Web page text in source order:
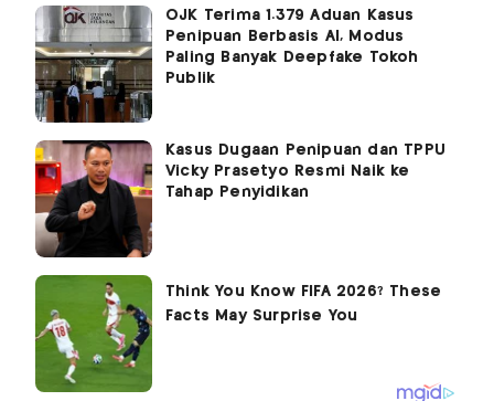
OJK Terima 1.379 Aduan Kasus
Penipuan Berbasis AI, Modus
Paling Banyak Deepfake Tokoh
Publik
Kasus Dugaan Penipuan dan TPPU
Vicky Prasetyo Resmi Naik ke
Tahap Penyidikan